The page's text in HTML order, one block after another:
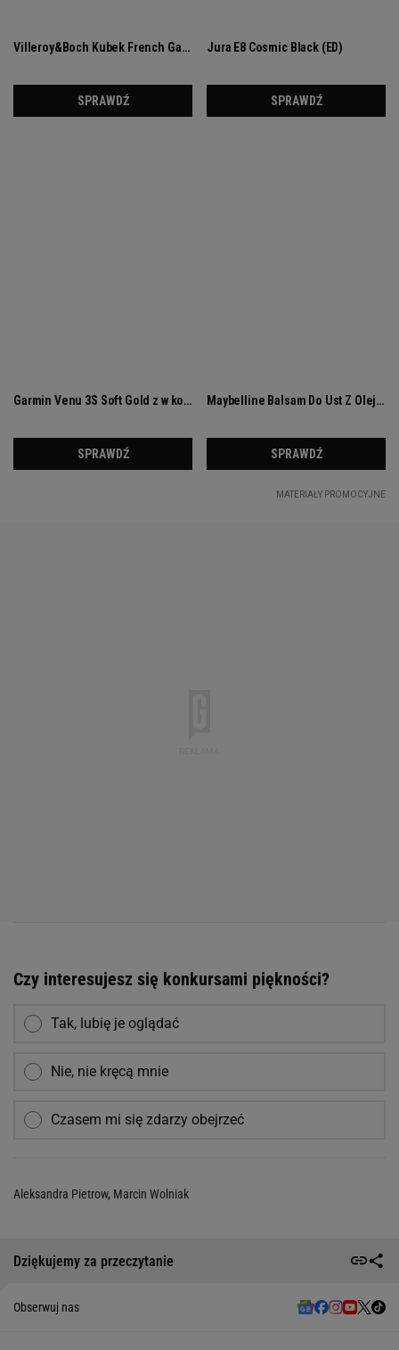
Czy interesujesz się konkursami piękności?
Tak, lubię je oglądać
Nie, nie kręcą mnie
Czasem mi się zdarzy obejrzeć
Aleksandra Pietrow, Marcin Wolniak
Dziękujemy za przeczytanie
Obserwuj nas